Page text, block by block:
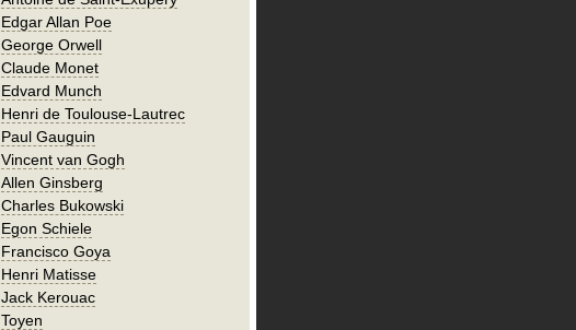
Edgar Allan Poe
George Orwell
Claude Monet
Edvard Munch
Henri de Toulouse-Lautrec
Paul Gauguin
Vincent van Gogh
Allen Ginsberg
Charles Bukowski
Egon Schiele
Francisco Goya
Henri Matisse
Jack Kerouac
Toyen